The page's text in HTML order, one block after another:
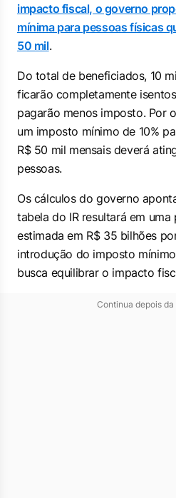
impacto fiscal, o governo
mínima para pessoas físicas
50 mil.
Do total de beneficiados, 10
ficarão completamente
pagarão menos imposto. Por
um imposto mínimo de 10%
R$ 50 mil mensais deverá
pessoas.
Os cálculos do governo
tabela do IR resultará em
estimada em R$ 35 bilhões
introdução do imposto
busca equilibrar o impacto
Continua depois